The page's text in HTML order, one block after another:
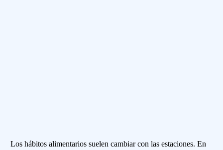
Los hábitos alimentarios suelen cambiarcon las estaciones. En